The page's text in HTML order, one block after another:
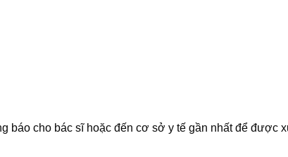
báo cho bác sĩ hoặc đến cơ sở y tế gần nhất để được